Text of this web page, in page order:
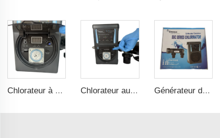
Chlorateur à cellule de sel haute qualité, machine à chlore pour piscine Chlorateur au sel de luxe pour piscine et spa, générateur de chlore Clorador Salino pour piscines et spas Générateur de chlore à sel Chlorinator Clorador Salino Pools Spas Chlorinator